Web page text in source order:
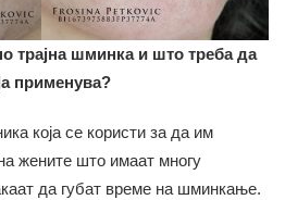
трајна шминка и што треба да
применува?
која се користи за да им
жените што имаат многу
да губат време на шминкање.